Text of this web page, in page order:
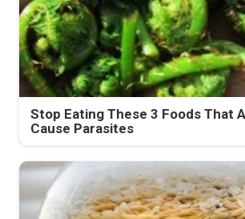
Stop Eating These 3 Foods That
Cause Parasites